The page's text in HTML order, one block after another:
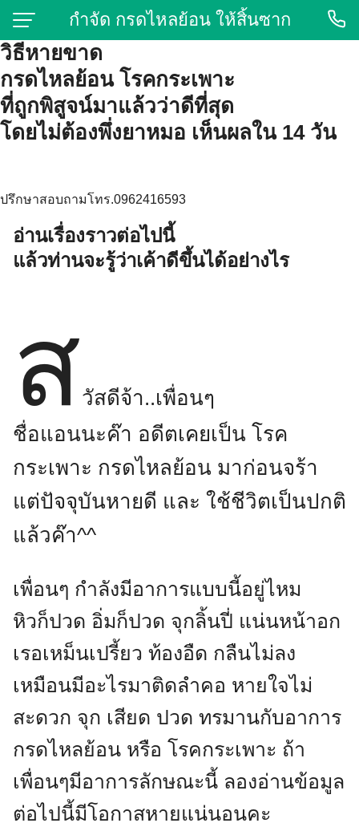
Skip
content
กำจัด กรดไหลย้อน ให้สิ้นซาก
วิธีหายขาด
กรดไหลย้อน โรคกระเพาะ
ที่ถูกพิสูจน์มาแล้วว่าดีที่สุด
โดยไม่ต้องพึ่งยาหมอ เห็นผลใน 14 วัน
ปรึกษาสอบถามโทร.0962416593
อ่านเรื่องราวต่อไปนี้
แล้วท่านจะรู้ว่าเค้าดีขึ้นได้อย่างไร
สวัสดีจ้า..เพื่อนๆ
ชื่อแอนนะค๊า อดีตเคยเป็น โรค
กระเพาะ กรดไหลย้อน มาก่อนจร้า
แต่ปัจจุบันหายดี และ ใช้ชีวิตเป็นปกติ
แล้วค๊า^^
เพื่อนๆ กำลังมีอาการแบบนี้อยู่ไหม
หิวก็ปวด อิ่มก็ปวด จุกลิ้นปี่ แน่นหน้าอก
เรอเหม็นเปรี้ยว ท้องอืด กลืนไม่ลง
เหมือนมีอะไรมาติดลำคอ หายใจไม่
สะดวก จุก เสียด ปวด ทรมานกับอาการ
กรดไหลย้อน หรือ โรคกระเพาะ ถ้า
เพื่อนๆมีอาการลักษณะนี้ ลองอ่านข้อมูล
ต่อไปนี้มีโอกาสหายแน่นอนคะ